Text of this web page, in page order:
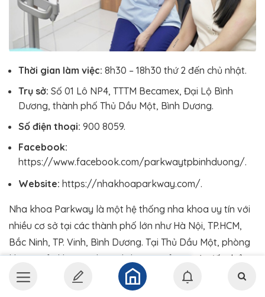
Thời gian làm việc: 8h30 – 18h30 thứ 2 đến chủ nhật.
Trụ sở: Số 01 Lô NP4, TTTM Becamex, Đại Lộ Bình
Dương, thành phố Thủ Dầu Một, Bình Dương.
Số điện thoại: 900 8059.
Facebook:
https://www.facebook.com/parkwaytpbinhduong/.
Website: https://nhakhoaparkway.com/.
Nha khoa Parkway là một hệ thống nha khoa uy tín với
nhiều cơ sở tại các thành phố lớn như Hà Nội, TP.HCM,
Bắc Ninh, TP. Vinh, Bình Dương. Tại Thủ Dầu Một, phòng
khám triển khai đa dạng dịch vụ từ tổng quát đến thẩm
mỹ, trong đó nổi bật là niềng răng trong suốt. Theo
thang xếp hạng của Invisalign năm 2022, Nha khoa